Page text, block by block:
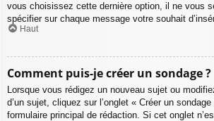
vous choisissez cette dernière option, il ne vous
spécifier sur chaque message votre souhait
Haut
Comment puis-je créer un sondage ?
Lorsque vous rédigez un nouveau sujet ou
d’un sujet, cliquez sur l’onglet « Créer un
formulaire principal de rédaction. Si cet onglet